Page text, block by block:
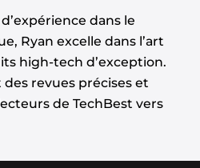
dans le
Ryan excelle dans l’art
high-tech d’exception.
revues précises et
de TechBest vers